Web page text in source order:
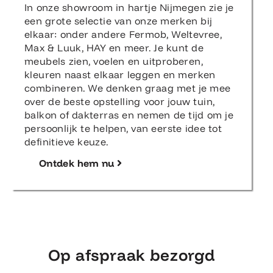
In onze showroom in hartje Nijmegen zie je
een grote selectie van onze merken bij
elkaar: onder andere Fermob, Weltevree,
Max & Luuk, HAY en meer. Je kunt de
meubels zien, voelen en uitproberen,
kleuren naast elkaar leggen en merken
combineren. We denken graag met je mee
over de beste opstelling voor jouw tuin,
balkon of dakterras en nemen de tijd om je
persoonlijk te helpen, van eerste idee tot
definitieve keuze.
Ontdek hem nu
Op afspraak bezorgd